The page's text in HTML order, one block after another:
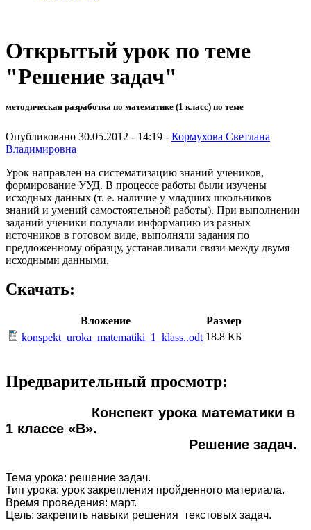
Открытый урок по теме
"Решение задач"
методическая разработка по математике (1 класс) по теме
Опубликовано 30.05.2012 - 14:19 - Кормухова Светлана
Владимировна
Урок направлен на систематизацию знаний учеников,
формирование УУД. В процессе работы были изучены
исходных данных (т. е. наличие у младших школьников
знаний и умений самостоятельной работы). При выполнении
заданий ученики получали информацию из разных
источников в готовом виде, выполняли задания по
предложенному образцу, устанавливали связи между двумя
исходными данными.
Скачать:
Вложение
Размер
konspekt_uroka_matematiki_1_klass..odt 18.8 КБ
Предварительный просмотр:
Конспект урока математики в
1 классе «В».
Решение задач.
Тема урока: решение задач.
Тип урока: урок закрепления пройденного материала.
Время проведения: март.
Цель: закрепить навыки решения текстовых задач.